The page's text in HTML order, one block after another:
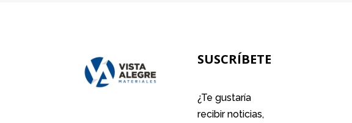
SUSCRÍBETE
¿Te gustaría
recibir noticias,